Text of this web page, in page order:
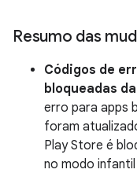
Resumo das
Códigos de
bloqueadas
erro para apps
foram
Play Store é
no modo